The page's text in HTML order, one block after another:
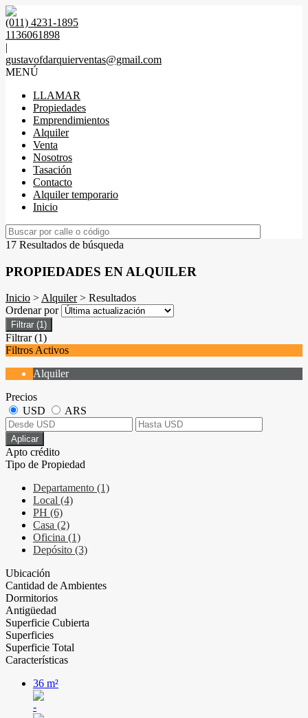
(011) 4231-1895
1136061898
|
gustavofdarquierventas@gmail.com
MENÚ
LLAMAR
Propiedades
Emprendimientos
Alquiler
Venta
Nosotros
Tasación
Contacto
Alquiler temporario
Inicio
17 Resultados de búsqueda
PROPIEDADES EN ALQUILER
Inicio >Alquiler> Resultados
Ordenar por
Filtrar (1)
Filtrar (1)
Filtros Activos
Alquiler
Precios
USD
ARS
Aplicar
Apto crédito
Tipo de Propiedad
Departamento (1)
Local (4)
PH (6)
Casa (2)
Oficina (1)
Depósito (3)
Ubicación
Cantidad de Ambientes
Dormitorios
Antigüedad
Superficie Cubierta
Superficies
Superficie Total
Características
36 m²
-